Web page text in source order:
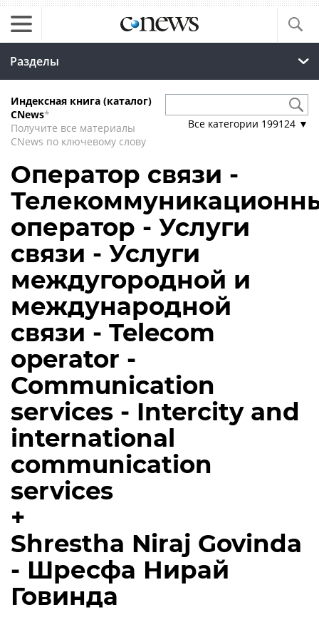
Разделы
Индексная книга (каталог)
CNews*
Получите все материалы
CNews по ключевому слову
Все категории 199124 ▼
Оператор связи -
оператор - Услуги
связи - Услуги
междугородной и
международной
связи - Telecom
operator -
Communication
services - Intercity and
international
communication
services
+
Shrestha Niraj Govinda
- Шресфа Нирай
Говинда